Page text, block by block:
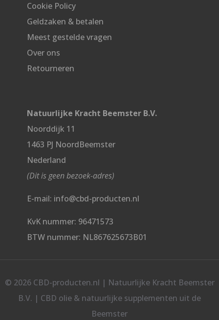
Cookie Policy
Geldzaken & betalen
Meest gestelde vragen
Over ons
Retourneren
Natuurlijke Kracht Beemster B.V.
Noorddijk 11
1463 PJ NoordBeemster
Nederland
(Dit is geen bezoek-adres)
E-mail: info@cbd-producten.nl
KvK nummer: 96471573
BTW nummer: NL867625673B01
© 2026 CBD-producten.nl | Natuurlijke Kracht Beemster
B.V. | CBD olie & natuurlijke supplementen uit de
Beemster